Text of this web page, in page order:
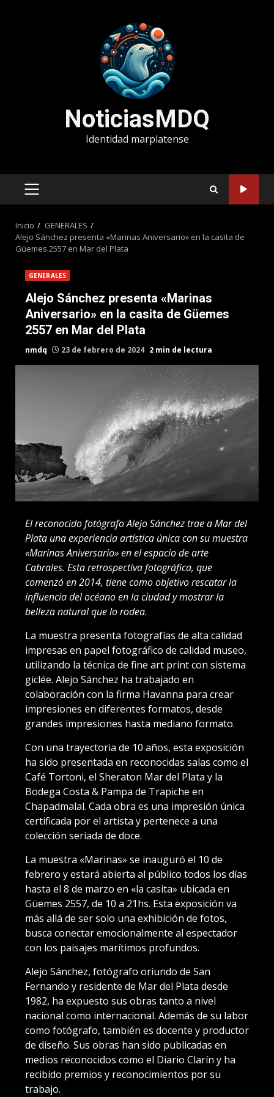
NoticiasMDQ
Identidad marplatense
MENÚ
Inicio
GENERALES
Alejo Sánchez presenta «Marinas Aniversario» en la casita de
Güemes 2557 en Mar del Plata
GENERALES
Alejo Sánchez presenta «Marinas
Aniversario» en la casita de Güemes
2557 en Mar del Plata
nmdq 23 de febrero de 2024 2 min de lectura
El reconocido fotógrafo Alejo Sánchez trae a Mar del
Plata una experiencia artística única con su muestra
«Marinas Aniversario» en el espacio de arte
Cabrales. Esta retrospectiva fotográfica, que
comenzó en 2014, tiene como objetivo rescatar la
influencia del océano en la ciudad y mostrar la
belleza natural que lo rodea.
La muestra presenta fotografías de alta calidad
impresas en papel fotográfico de calidad museo,
utilizando la técnica de fine art print con sistema
giclée. Alejo Sánchez ha trabajado en
colaboración con la firma Havanna para crear
impresiones en diferentes formatos, desde
grandes impresiones hasta mediano formato.
Con una trayectoria de 10 años, esta exposición
ha sido presentada en reconocidas salas como el
Café Tortoni, el Sheraton Mar del Plata y la
Bodega Costa & Pampa de Trapiche en
Chapadmalal. Cada obra es una impresión única
certificada por el artista y pertenece a una
colección seriada de doce.
La muestra «Marinas» se inauguró el 10 de
febrero y estará abierta al público todos los días
hasta el 8 de marzo en «la casita» ubicada en
Güemes 2557, de 10 a 21hs. Esta exposición va
más allá de ser solo una exhibición de fotos,
busca conectar emocionalmente al espectador
con los paisajes marítimos profundos.
Alejo Sánchez, fotógrafo oriundo de San
Fernando y residente de Mar del Plata desde
1982, ha expuesto sus obras tanto a nivel
nacional como internacional. Además de su labor
como fotógrafo, también es docente y productor
de diseño. Sus obras han sido publicadas en
medios reconocidos como el Diario Clarín y ha
recibido premios y reconocimientos por su
trabajo.